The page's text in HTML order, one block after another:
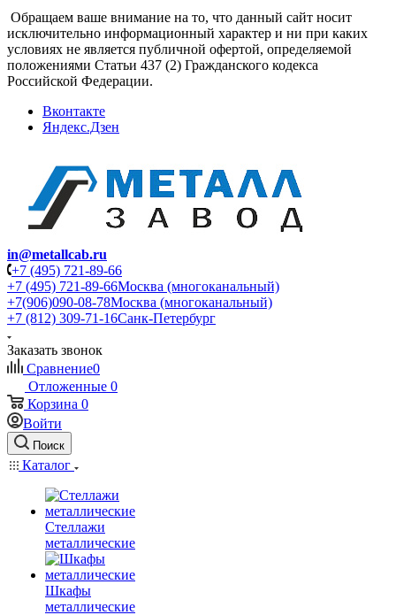
Обращаем ваше внимание на то, что данный сайт носит
исключительно информационный характер и ни при каких
условиях не является публичной офертой, определяемой
положениями Статьи 437 (2) Гражданского кодекса
Российской Федерации.
Вконтакте
Яндекс.Дзен
in@metallcab.ru
+7 (495) 721-89-66
+7 (495) 721-89-66Москва (многоканальный)
+7(906)090-08-78Москва (многоканальный)
+7 (812) 309-71-16Санк-Петербург
Заказать звонок
Сравнение0
Отложенные 0
Корзина 0
Войти
Поиск
Каталог
Стеллажи
металлические
Шкафы
металлические